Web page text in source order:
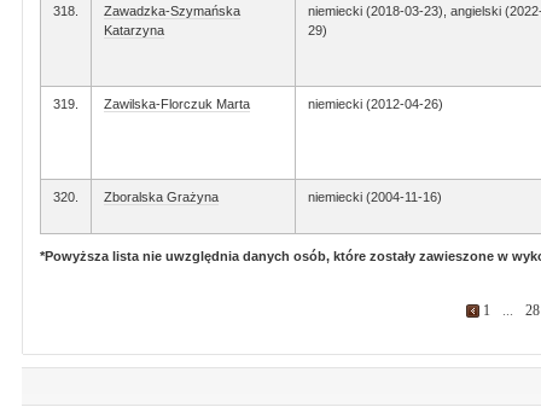
318.
Zawadzka-Szymańska
Katarzyna
niemiecki (2018-03-23), angielski
29)
319. Zawilska-Florczuk Marta niemiecki (2012-04-26)
320. Zboralska Grażyna niemiecki (2004-11-16)
*Powyższa lista nie uwzględnia danych osób, które zostały zawieszone w
1 ... 28